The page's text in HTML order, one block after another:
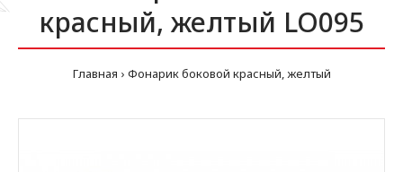
красный, желтый LO095
Главная Фонарик боковой красный, желтый